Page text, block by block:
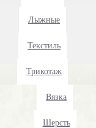
Лыжные
Текстиль
Трикотаж
Вязка
Шерсть